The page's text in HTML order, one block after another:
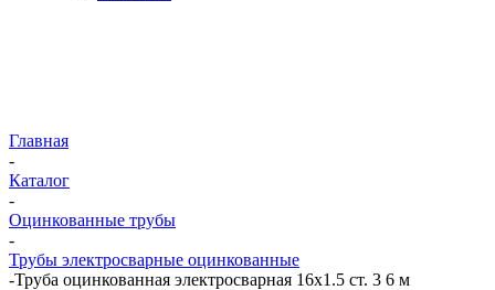
Главная
-
Каталог
-
Оцинкованные трубы
-
Трубы электросварные оцинкованные
-Труба оцинкованная электросварная 16х1.5 ст. 3 6 м